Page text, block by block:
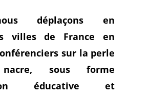
déplaçons en
villes de France en
sur la perle
sous forme
éducative et